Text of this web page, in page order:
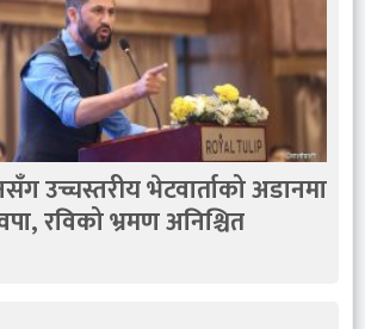
उच्चस्तरीय भेटवार्ताको अडानमा
रविको भ्रमण अनिश्चित